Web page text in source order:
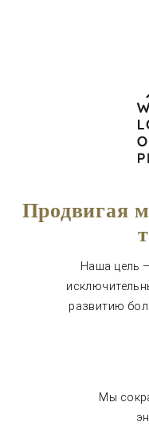
Продвигая
Наша цель
развитию
Мы